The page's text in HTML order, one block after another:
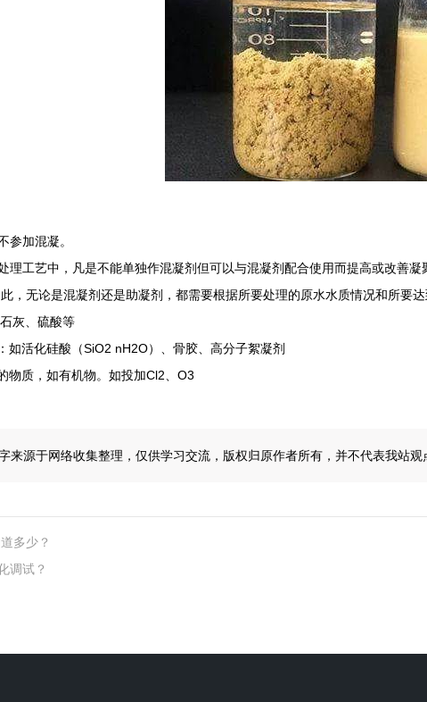
加混凝。
工艺中，凡是不能单独作混凝剂但可以与混凝剂配合使用而提高或改善
，无论是混凝剂还是助凝剂，都需要根据所要处理的原水水质情况和所要
灰、硫酸等
活化硅酸（SiO2 nH2O）、骨胶、高分子絮凝剂
质，如有机物。如投加Cl2、O3
来源于网络收集整理，仅供学习交流，版权归原作者所有，并不代表我站
多少？
调试？